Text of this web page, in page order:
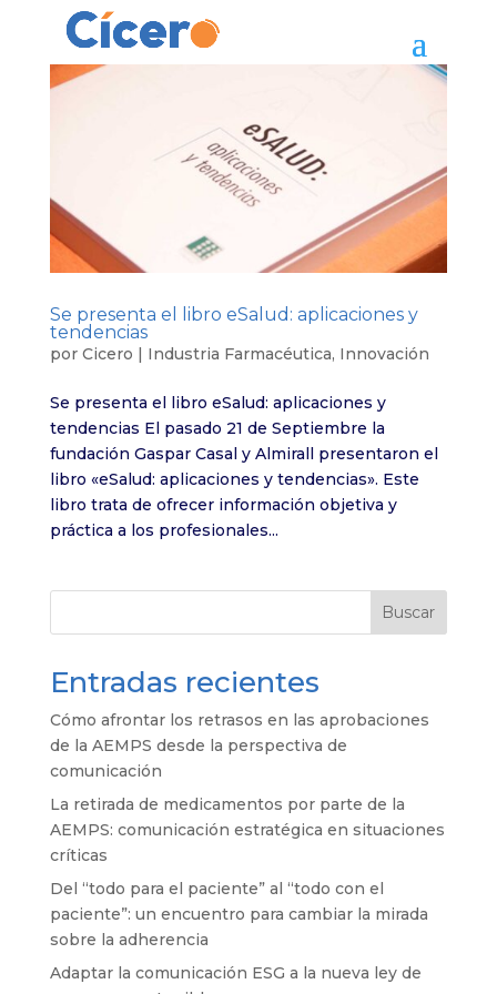
Se presenta el libro eSalud: aplicaciones y
tendencias
por Cicero | Industria Farmacéutica, Innovación
Se presenta el libro eSalud: aplicaciones y
tendencias El pasado 21 de Septiembre la
fundación Gaspar Casal y Almirall presentaron el
libro «eSalud: aplicaciones y tendencias». Este
libro trata de ofrecer información objetiva y
práctica a los profesionales...
Buscar
Entradas recientes
Cómo afrontar los retrasos en las aprobaciones
de la AEMPS desde la perspectiva de
comunicación
La retirada de medicamentos por parte de la
AEMPS: comunicación estratégica en situaciones
críticas
Del “todo para el paciente” al “todo con el
paciente”: un encuentro para cambiar la mirada
sobre la adherencia
Adaptar la comunicación ESG a la nueva ley de